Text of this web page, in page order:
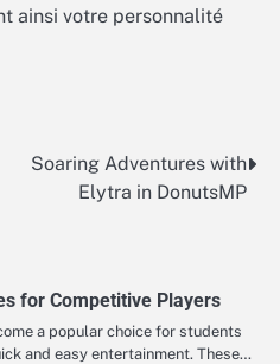
ainsi votre personnalité
Soaring Adventures with
Elytra in DonutsMP
for Competitive Players
a popular choice for students
and easy entertainment. These…